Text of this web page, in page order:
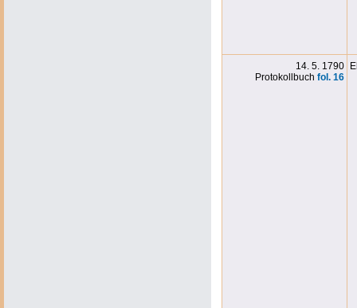
14. 5. 1790
Protokollbuch fol. 16